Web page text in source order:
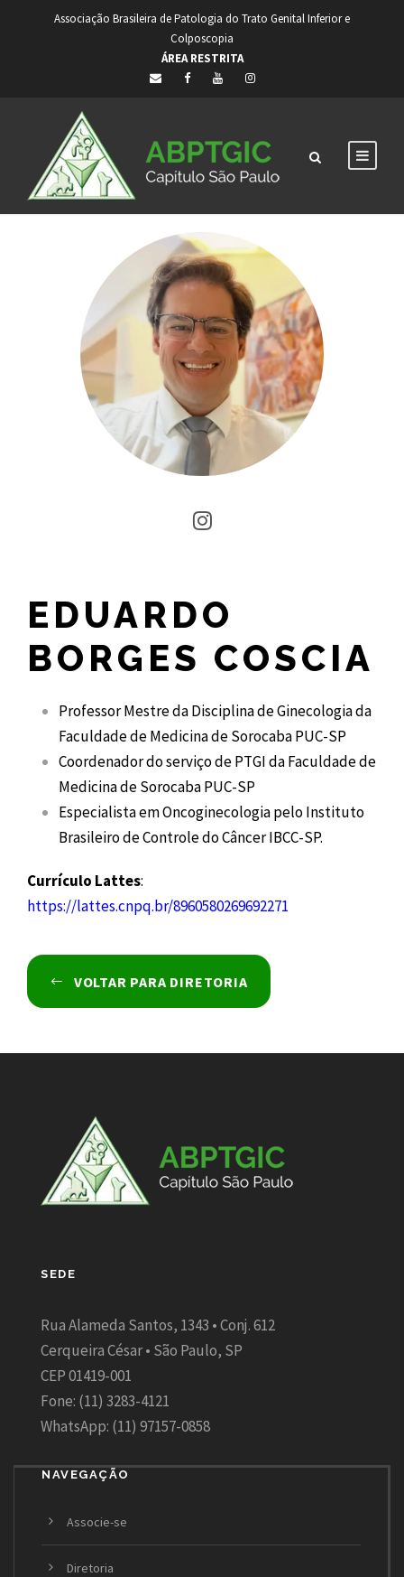
Associação Brasileira de Patologia do Trato Genital Inferior e
Colposcopia
ÁREA RESTRITA
EDUARDO
BORGES COSCIA
Professor Mestre da Disciplina de Ginecologia da
Faculdade de Medicina de Sorocaba PUC-SP
Coordenador do serviço de PTGI da Faculdade de
Medicina de Sorocaba PUC-SP
Especialista em Oncoginecologia pelo Instituto
Brasileiro de Controle do Câncer IBCC-SP.
Currículo Lattes:
https://lattes.cnpq.br/8960580269692271
VOLTAR PARA DIRETORIA
SEDE
Rua Alameda Santos, 1343 • Conj. 612
Cerqueira César • São Paulo, SP
CEP 01419-001
Fone: (11) 3283-4121
WhatsApp: (11) 97157-0858
NAVEGAÇÃO
Associe-se
Diretoria